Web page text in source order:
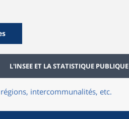
L'INSEE ET LA STATISTIQUE PUBLIQUE
intercommunalités, etc.